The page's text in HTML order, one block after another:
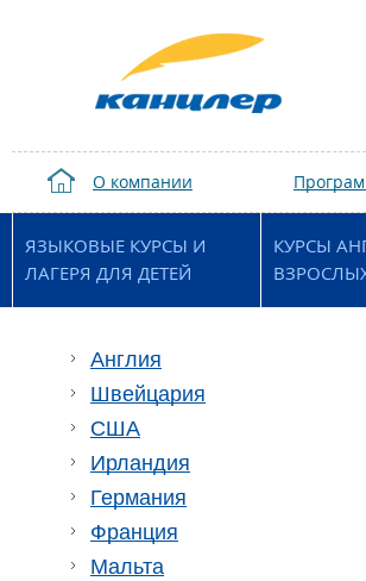
О компании
ЯЗЫКОВЫЕ КУРСЫ И
ЛАГЕРЯ ДЛЯ ДЕТЕЙ
КУРСЫ
Англия
Швейцария
США
Ирландия
Германия
Франция
Мальта